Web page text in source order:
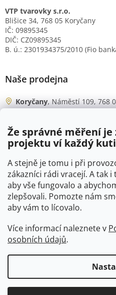
Že správné měření
projektu ví každý
A stejně je tomu i při
zákazníci rádi vracejí. A tak
aby vše fungovalo a
zlepšovali. Pomozte nám
aby vám to lícovalo.
Více informací naleznete v
osobních údajů.
VTP tvarovky s.r.o.
Blišice 34, 768 05 Koryčany
IČ: 09895345
DIČ: CZ09895345
B. ú.: 2301934375/2010 (Fio
Naše prodejna
Koryčany, Náměstí 109, 768
Po - Čt
06:00 - 07:00
07:30 - 15:30
Pá
06:00 - 07:00
07:30 - 15:00
So
07:00 - 10:00
Ne
zavřeno
Copyright 2026VTP-